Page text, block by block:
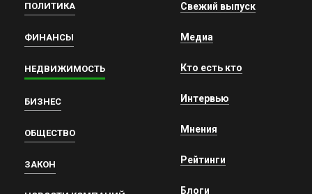
ПОЛИТИКА
ФИНАНСЫ
НЕДВИЖИМОСТЬ
БИЗНЕС
ОБЩЕСТВО
ЗАКОН
Свежий выпуск
Медиа
Кто есть кто
Интервью
Мнения
Рейтинги
Блоги